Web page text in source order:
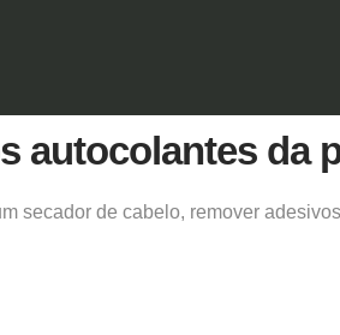
autocolantes da
secador de cabelo, remover